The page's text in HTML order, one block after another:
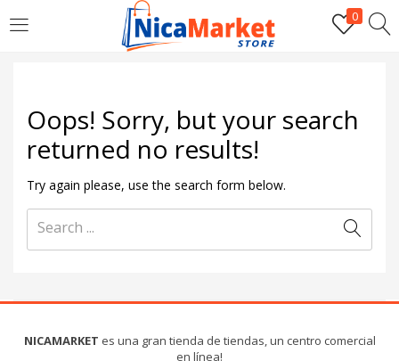
0
INICIAR SESIÓN
Introduzca su nombre de usuario y contraseña para iniciar
Oops! Sorry, but your search
returned no results!
Try again please, use the search form below.
NICAMARKET es una gran tienda de tiendas, un centro comercial
en línea!